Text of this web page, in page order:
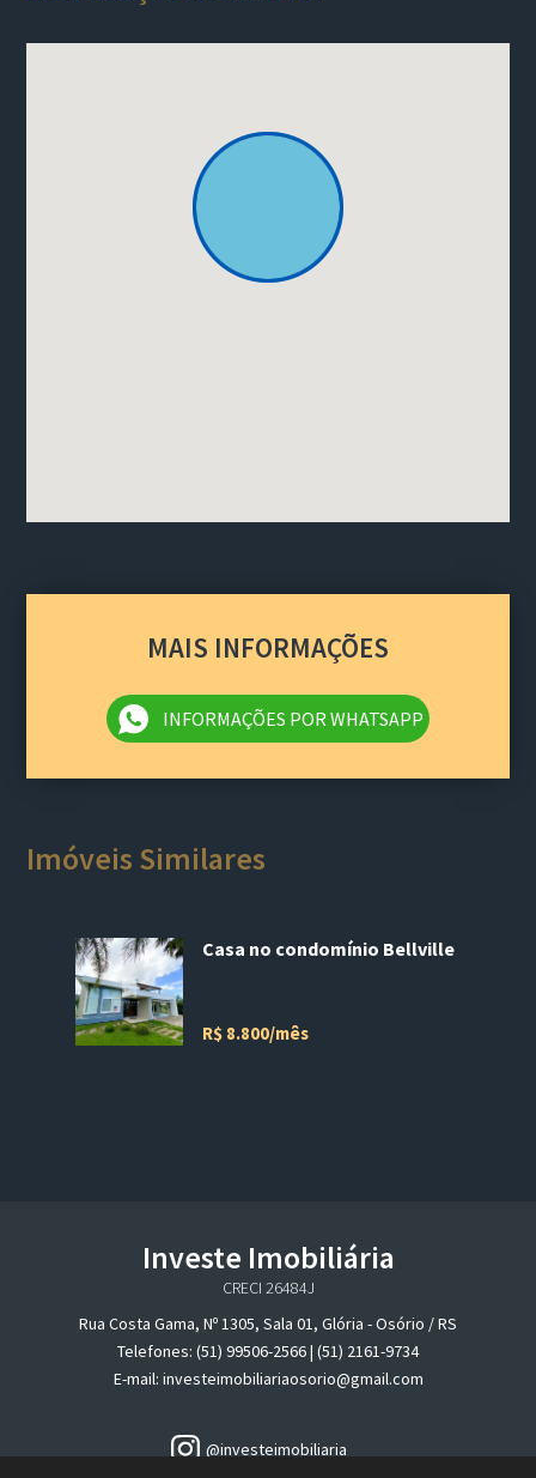
MAIS INFORMAÇÕES
INFORMAÇÕES POR WHATSAPP
Imóveis Similares
Casa no condomínio Bellville
R$ 8.800/mês
Investe Imobiliária
CRECI 26484J
Rua Costa Gama, Nº 1305, Sala 01, Glória - Osório / RS
Telefones: (51) 99506-2566 | (51) 2161-9734
E-mail: investeimobiliariaosorio@gmail.com
@investeimobiliaria